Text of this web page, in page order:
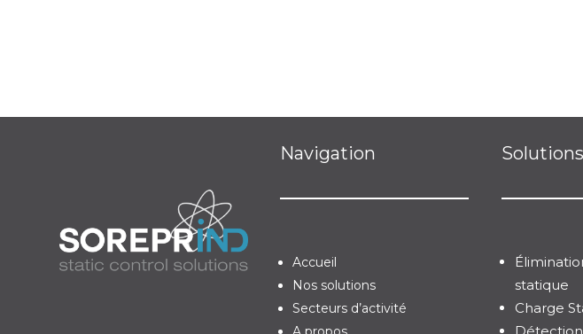
Navigation
Accueil
Nos solutions
Secteurs d’activité
Solutions
statique
Charge